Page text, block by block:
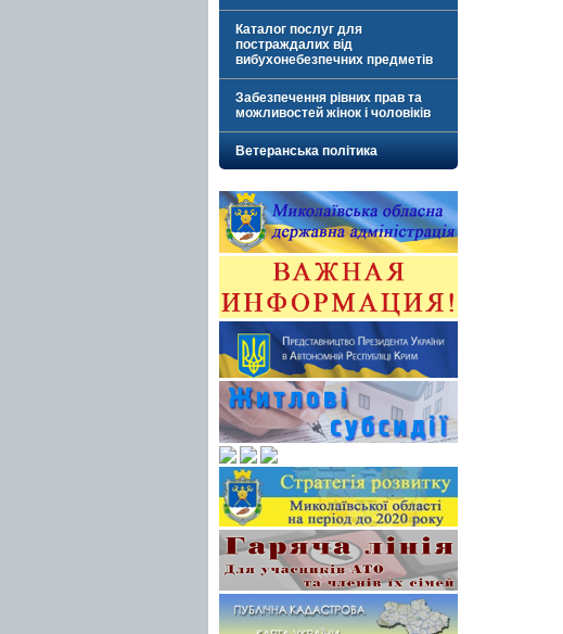
Каталог послуг для
постраждалих від
вибухонебезпечних предметів
Забезпечення рівних прав та
можливостей жінок і чоловіків
Ветеранська політика